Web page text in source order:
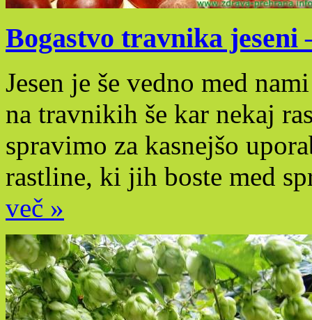
Bogastvo travnika
Jesen je še vedno med
na travnikih še kar nekaj
spravimo za kasnejšo
rastline, ki jih boste med
več »